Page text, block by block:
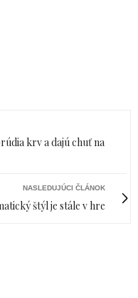
krv a dajú chuť na
NASLEDUJÚCI ČLÁNOK
štýl je stále v hre